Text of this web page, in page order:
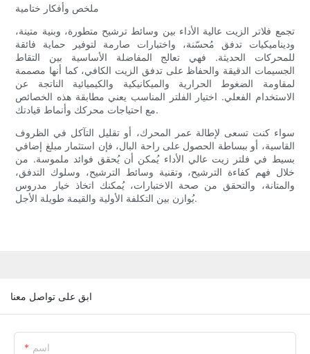
ملخص وأفكار ختامية
تجمع فلاتر الزيت عالية الأداء بين وسائط ترشيح متطورة، وبنية متينة،
وديناميكيات تدفق مُحسّنة، واختبارات صارمة لتوفير حماية فائقة
للمحركات الحديثة. فهي تعالج المفاضلة الأساسية بين التقاط
الجسيمات الدقيقة والحفاظ على تدفق الزيت الكافي، كما أنها مصممة
لمقاومة الضغوط الحرارية والميكانيكية والكيميائية الناتجة عن
الاستخدام الفعلي. اختيار الفلتر المناسب يعني مطابقة هذه الخصائص
مع احتياجات محركك وأنماط قيادتك.
سواء كنت تسعى لإطالة عمر المحرك، أو تقليل التآكل في الظروف
القاسية، أو ببساطة الحصول على راحة البال، فإن استثمار مبلغ إضافي
بسيط في فلتر زيت عالي الأداء يُمكن أن يُحقق فوائد ملموسة. من
خلال فهم كفاءة الترشيح، وتقنية وسائط الترشيح، وسلوك التدفق،
والمتانة، والتحقق من صحة الاختبارات، يُمكنك اتخاذ خيار مدروس
يُوازن بين التكلفة الأولية والقيمة طويلة الأجل.
ابق على تواصل معنا
اسم